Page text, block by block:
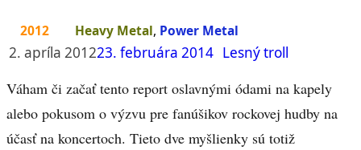
2012 Heavy Metal, Power Metal
2. apríla 201223. februára 2014 Lesný troll
Váham či začať tento report oslavnými ódami na kapely
alebo pokusom o výzvu pre fanúšikov rockovej hudby na
účasť na koncertoch. Tieto dve myšlienky sú totiž